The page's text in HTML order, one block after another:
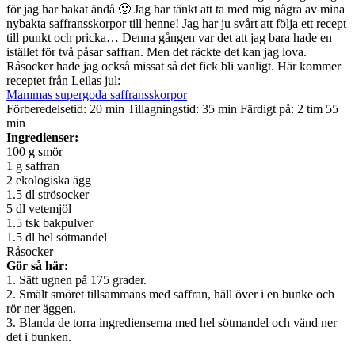
för jag har bakat ändå 🙂 Jag har tänkt att ta med mig några av mina
nybakta saffransskorpor till henne! Jag har ju svårt att följa ett recept
till punkt och pricka… Denna gången var det att jag bara hade en
istället för två påsar saffran. Men det räckte det kan jag lova.
Råsocker hade jag också missat så det fick bli vanligt. Här kommer
receptet från Leilas jul:
Mammas supergoda saffransskorpor
Förberedelsetid: 20 min Tillagningstid: 35 min Färdigt på: 2 tim 55
min
Ingredienser:
100 g smör
1 g saffran
2 ekologiska ägg
1.5 dl strösocker
5 dl vetemjöl
1.5 tsk bakpulver
1.5 dl hel sötmandel
Råsocker
Gör så här:
1. Sätt ugnen på 175 grader.
2. Smält smöret tillsammans med saffran, häll över i en bunke och
rör ner äggen.
3. Blanda de torra ingredienserna med hel sötmandel och vänd ner
det i bunken.